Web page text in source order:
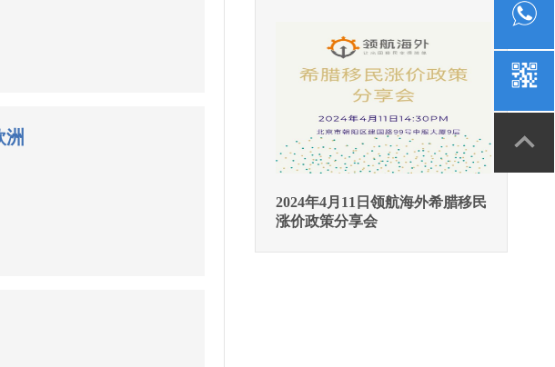
洲
2024年4月11日领航海外希腊移民
涨价政策分享会